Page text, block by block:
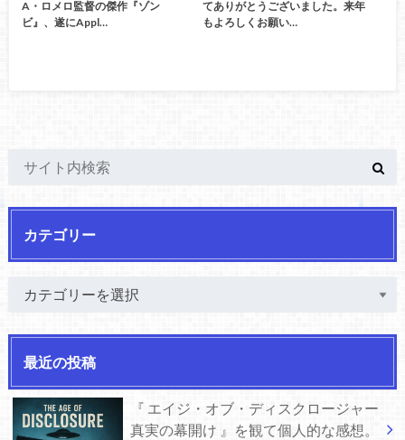
A・ロメロ監督の傑作『ゾン
ビ』、遂にAppl…
てありがとうございました。来年
もよろしくお願い…
カテゴリー
最近の投稿
『 エイジ・オブ・ディスクロージャー
真実の幕開け 』を観て個人的な感想。